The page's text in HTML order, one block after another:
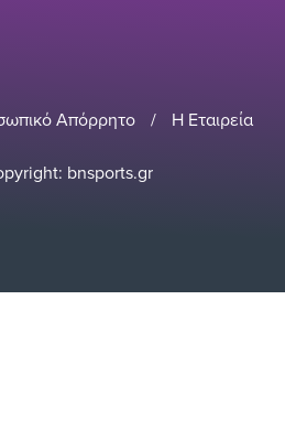
Απόρρητο / Η Εταιρεία
bnsports.gr